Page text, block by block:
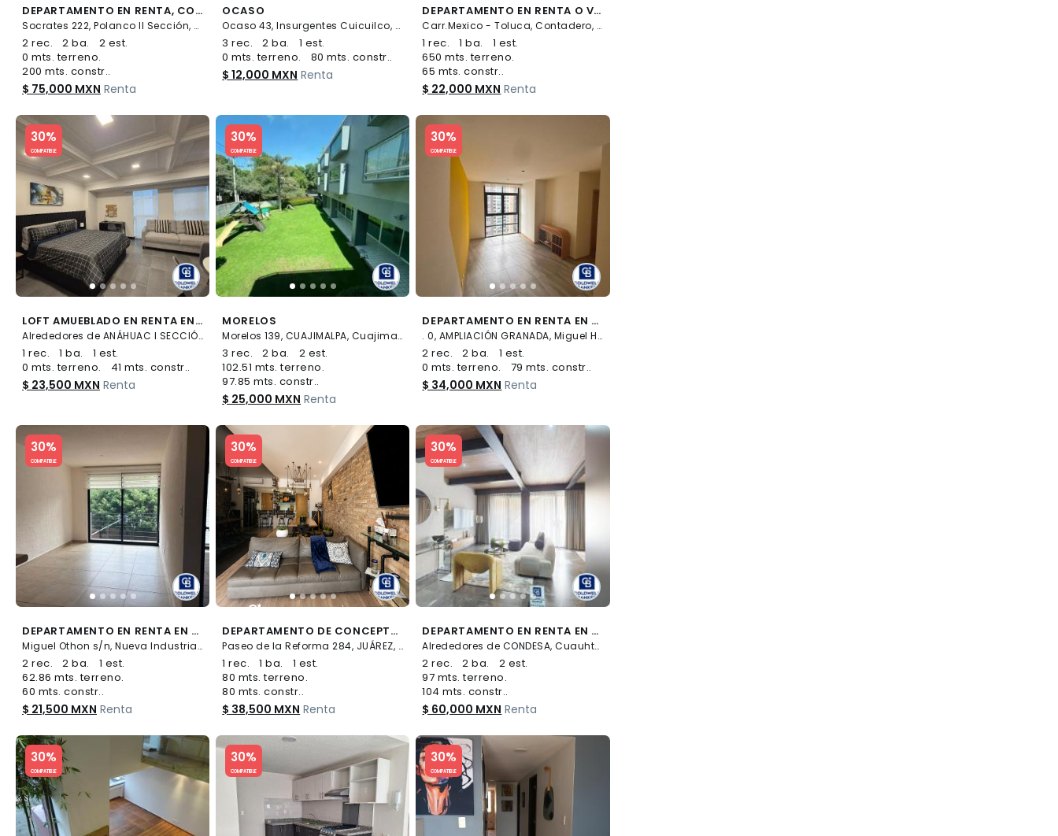
DEPARTAMENTO EN RENTA, COLONIA POLANCO II SECCIÒN. MIGUEL HIDALGO
Socrates 222, Polanco II Sección, Miguel Hidalgo
2 rec. 2 ba.
2 est.
0 mts. terreno.
200 mts. constr..
$ 75,000 MXN Renta
OCASO
Ocaso 43, Insurgentes Cuicuilco, Coyoacán
3 rec. 2 ba.
1 est.
0 mts. terreno.
80 mts. constr..
$ 12,000 MXN Renta
DEPARTAMENTO EN RENTA O VENTA EN STAMPA RESIDENCIAL CONTADERO, CUAJIMALPA, CDMX
Carr.Mexico - Toluca, Contadero, 5860, CONTADERO, Cuajimalpa de Morelos
1 rec. 1 ba.
1 est.
650 mts. terreno.
65 mts. constr..
$ 22,000 MXN Renta
30%
COMPATIBLE
Slide 1 of 5
LOFT AMUEBLADO EN RENTA EN VITANT POLANCO BY BE GRAND, ANÁHUAC I, MIGUEL HIDALGO, CDMX
Alrededores de ANÁHUAC I SECCIÓN, Miguel Hidalgo
1 rec. 1 ba.
1 est.
0 mts. terreno.
41 mts. constr..
$ 23,500 MXN Renta
30%
COMPATIBLE
Slide 1 of 5
MORELOS
Morelos 139, CUAJIMALPA, Cuajimalpa de Morelos
3 rec. 2 ba.
2 est.
102.51 mts. terreno.
97.85 mts. constr..
$ 25,000 MXN Renta
30%
COMPATIBLE
Slide 1 of 5
DEPARTAMENTO EN RENTA EN TORRE VIENA, AMPLIACIÓN GRANADA
. 0, AMPLIACIÓN GRANADA, Miguel Hidalgo
2 rec. 2 ba.
1 est.
0 mts. terreno.
79 mts. constr..
$ 34,000 MXN Renta
30%
COMPATIBLE
Slide 1 of 5
DEPARTAMENTO EN RENTA EN NUEVA INDUSTRIAL VALLEJO
Miguel Othon s/n, Nueva Industrial Vallejo, Gustavo A. Madero
2 rec. 2 ba.
1 est.
62.86 mts. terreno.
60 mts. constr..
$ 21,500 MXN Renta
30%
COMPATIBLE
Slide 1 of 5
DEPARTAMENTO DE CONCEPTO EN RENTA AMUEBLADO | PASEO DE LA REFORMA CDMX
Paseo de la Reforma 284, JUÁREZ, Cuauhtémoc
1 rec. 1 ba.
1 est.
80 mts. terreno.
80 mts. constr..
$ 38,500 MXN Renta
30%
COMPATIBLE
Slide 1 of 5
DEPARTAMENTO EN RENTA EN CONDESA, CUAUHTÉMOC, CDMX
Alrededores de CONDESA, Cuauhtémoc
2 rec. 2 ba.
2 est.
97 mts. terreno.
104 mts. constr..
$ 60,000 MXN Renta
30%
COMPATIBLE
Slide 1 of 5
30%
COMPATIBLE
Slide 1 of 5
30%
COMPATIBLE
Slide 1 of 5